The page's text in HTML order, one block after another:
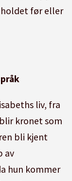
før eller
liv, fra
kronet som
bli kjent
av
hun kommer